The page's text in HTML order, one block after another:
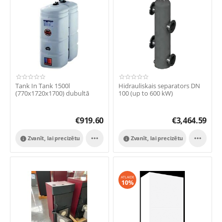
Tank In Tank 1500l
(770x1720x1700) dubultā
€919.60
Zvanīt, lai precizētu
 
Hidrauliskais separators DN
100 (up to 600 kW)
€3,464.59
Zvanīt, lai precizētu
 
ATLAIDE
10%